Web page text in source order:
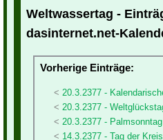
Weltwassertag -
dasinternet.net-
Vorherige Einträge:
20.3.2377 -
20.3.2377 -
20.3.2377 - Palmsonntag
14.3.2377 - Tag der